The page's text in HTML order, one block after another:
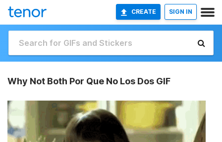
CREATE SIGN IN
Why Not Both Por Que No Los Dos GIF